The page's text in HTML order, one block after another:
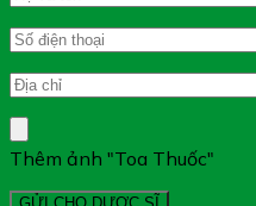
Thêm ảnh "Toa Thuốc"